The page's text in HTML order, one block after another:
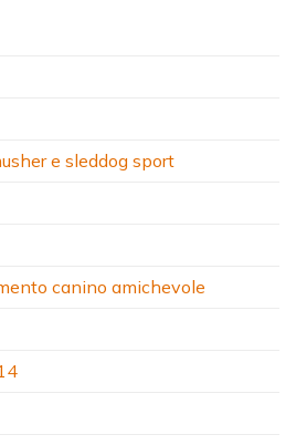
e sleddog sport
canino amichevole